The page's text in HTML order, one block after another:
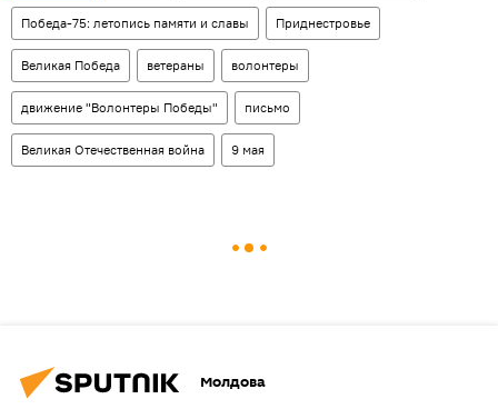
Победа-75: летопись памяти и славы Приднестровье
Великая Победа ветераны волонтеры
движение "Волонтеры Победы" письмо
Великая Отечественная война 9 мая
Молдова